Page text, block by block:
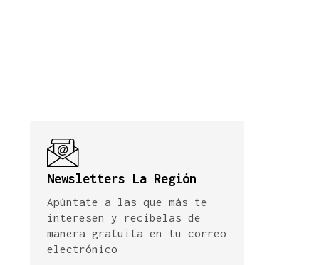
Newsletters La Región
Apúntate a las que más te
interesen y recíbelas de
manera gratuita en tu correo
electrónico